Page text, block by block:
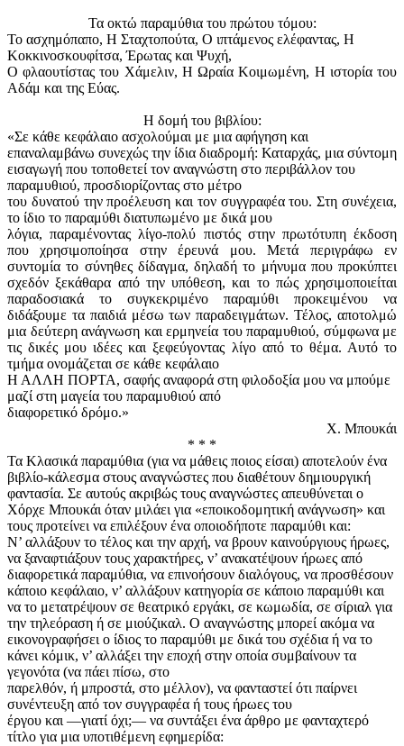
Τα οκτώ παραμύθια του πρώτου τόμου:
Το ασχημόπαπο, Η Σταχτοπούτα, Ο ιπτάμενος ελέφαντας, Η
Κοκκινοσκουφίτσα, Έρωτας και Ψυχή,
Ο φλαουτίστας του Χάμελιν, Η Ωραία Κοιμωμένη, Η ιστορία του
Αδάμ και της Εύας.
Η δομή του βιβλίου:
«Σε κάθε κεφάλαιο ασχολούμαι με μια αφήγηση και
επαναλαμβάνω συνεχώς την ίδια διαδρομή: Καταρχάς, μια σύντομη
εισαγωγή που τοποθετεί τον αναγνώστη στο περιβάλλον του
παραμυθιού, προσδιορίζοντας στο μέτρο
του δυνατού την προέλευση και τον συγγραφέα του. Στη συνέχεια,
το ίδιο το παραμύθι διατυπωμένο με δικά μου
λόγια, παραμένοντας λίγο-πολύ πιστός στην πρωτότυπη έκδοση
που χρησιμοποίησα στην έρευνά μου. Μετά περιγράφω εν
συντομία το σύνηθες δίδαγμα, δηλαδή το μήνυμα που προκύπτει
σχεδόν ξεκάθαρα από την υπόθεση, και το πώς χρησιμοποιείται
παραδοσιακά το συγκεκριμένο παραμύθι προκειμένου να
διδάξουμε τα παιδιά μέσω των παραδειγμάτων. Τέλος, αποτολμώ
μια δεύτερη ανάγνωση και ερμηνεία του παραμυθιού, σύμφωνα με
τις δικές μου ιδέες και ξεφεύγοντας λίγο από το θέμα. Αυτό το
τμήμα ονομάζεται σε κάθε κεφάλαιο
Η ΑΛΛΗ ΠΟΡΤΑ, σαφής αναφορά στη φιλοδοξία μου να μπούμε
μαζί στη μαγεία του παραμυθιού από
διαφορετικό δρόμο.»
Χ. Μπουκάι
* * *
Τα Κλασικά παραμύθια (για να μάθεις ποιος είσαι) αποτελούν ένα
βιβλίο-κάλεσμα στους αναγνώστες που διαθέτουν δημιουργική
φαντασία. Σε αυτούς ακριβώς τους αναγνώστες απευθύνεται ο
Χόρχε Μπουκάι όταν μιλάει για «εποικοδομητική ανάγνωση» και
τους προτείνει να επιλέξουν ένα οποιοδήποτε παραμύθι και:
Ν’ αλλάξουν το τέλος και την αρχή, να βρουν καινούργιους ήρωες,
να ξαναφτιάξουν τους χαρακτήρες, ν’ ανακατέψουν ήρωες από
διαφορετικά παραμύθια, να επινοήσουν διαλόγους, να προσθέσουν
κάποιο κεφάλαιο, ν’ αλλάξουν κατηγορία σε κάποιο παραμύθι και
να το μετατρέψουν σε θεατρικό εργάκι, σε κωμωδία, σε σίριαλ για
την τηλεόραση ή σε μιούζικαλ. Ο αναγνώστης μπορεί ακόμα να
εικονογραφήσει ο ίδιος το παραμύθι με δικά του σχέδια ή να το
κάνει κόμικ, ν’ αλλάξει την εποχή στην οποία συμβαίνουν τα
γεγονότα (να πάει πίσω, στο
παρελθόν, ή μπροστά, στο μέλλον), να φανταστεί ότι παίρνει
συνέντευξη από τον συγγραφέα ή τους ήρωες του
έργου και —γιατί όχι;— να συντάξει ένα άρθρο με φανταχτερό
τίτλο για μια υποτιθέμενη εφημερίδα: